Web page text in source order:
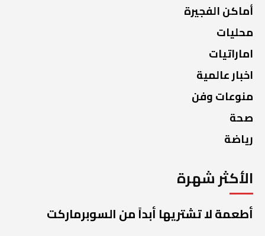
أماكن الفجيرة
محليات
اماراتيات
اخبار عالمية
منوعات وفن
صحة
رياضة
الأكثر شهرة
أطعمة لا تشتريها أبداً من السوبرماركت